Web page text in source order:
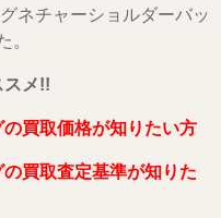
ネチャーショルダーバッ
。
スメ!!
の買取価格が知りたい方
買取査定基準が知りた